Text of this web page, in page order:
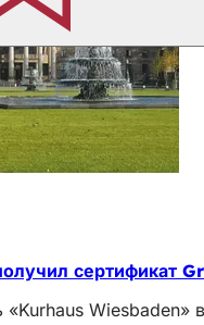
сертификат
Wiesbaden»